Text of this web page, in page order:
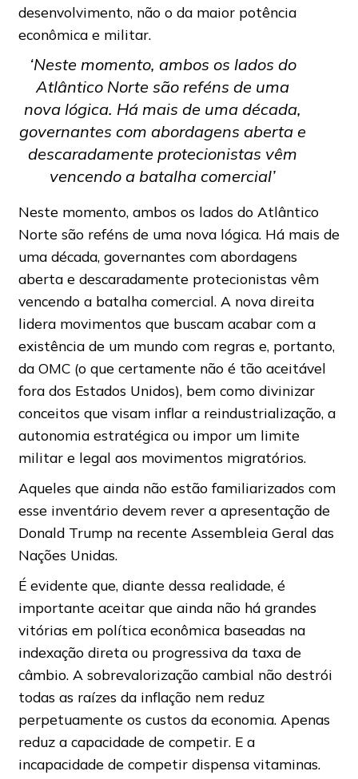
desenvolvimento, não o da maior potência
econômica e militar.
‘Neste momento, ambos os lados do
Atlântico Norte são reféns de uma
nova lógica. Há mais de uma década,
governantes com abordagens aberta e
descaradamente protecionistas vêm
vencendo a batalha comercial’
Neste momento, ambos os lados do Atlântico
Norte são reféns de uma nova lógica. Há mais de
uma década, governantes com abordagens
aberta e descaradamente protecionistas vêm
vencendo a batalha comercial. A nova direita
lidera movimentos que buscam acabar com a
existência de um mundo com regras e, portanto,
da OMC (o que certamente não é tão aceitável
fora dos Estados Unidos), bem como divinizar
conceitos que visam inflar a reindustrialização, a
autonomia estratégica ou impor um limite
militar e legal aos movimentos migratórios.
Aqueles que ainda não estão familiarizados com
esse inventário devem rever a apresentação de
Donald Trump na recente Assembleia Geral das
Nações Unidas.
É evidente que, diante dessa realidade, é
importante aceitar que ainda não há grandes
vitórias em política econômica baseadas na
indexação direta ou progressiva da taxa de
câmbio. A sobrevalorização cambial não destrói
todas as raízes da inflação nem reduz
perpetuamente os custos da economia. Apenas
reduz a capacidade de competir. E a
incapacidade de competir dispensa vitaminas.